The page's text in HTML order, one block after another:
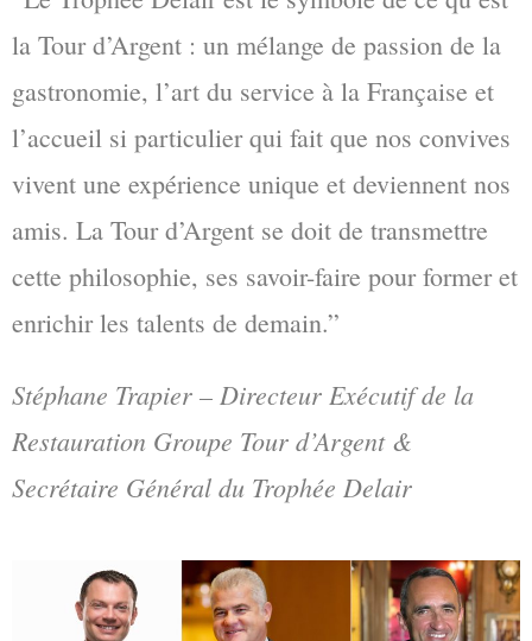
la Tour d’Argent : un mélange de passion de la
gastronomie, l’art du service à la Française et
l’accueil si particulier qui fait que nos convives
vivent une expérience unique et deviennent nos
amis. La Tour d’Argent se doit de transmettre
cette philosophie, ses savoir-faire pour former et
enrichir les talents de demain.”
Stéphane Trapier – Directeur Exécutif de la
Restauration Groupe Tour d’Argent &
Secrétaire Général du Trophée Delair